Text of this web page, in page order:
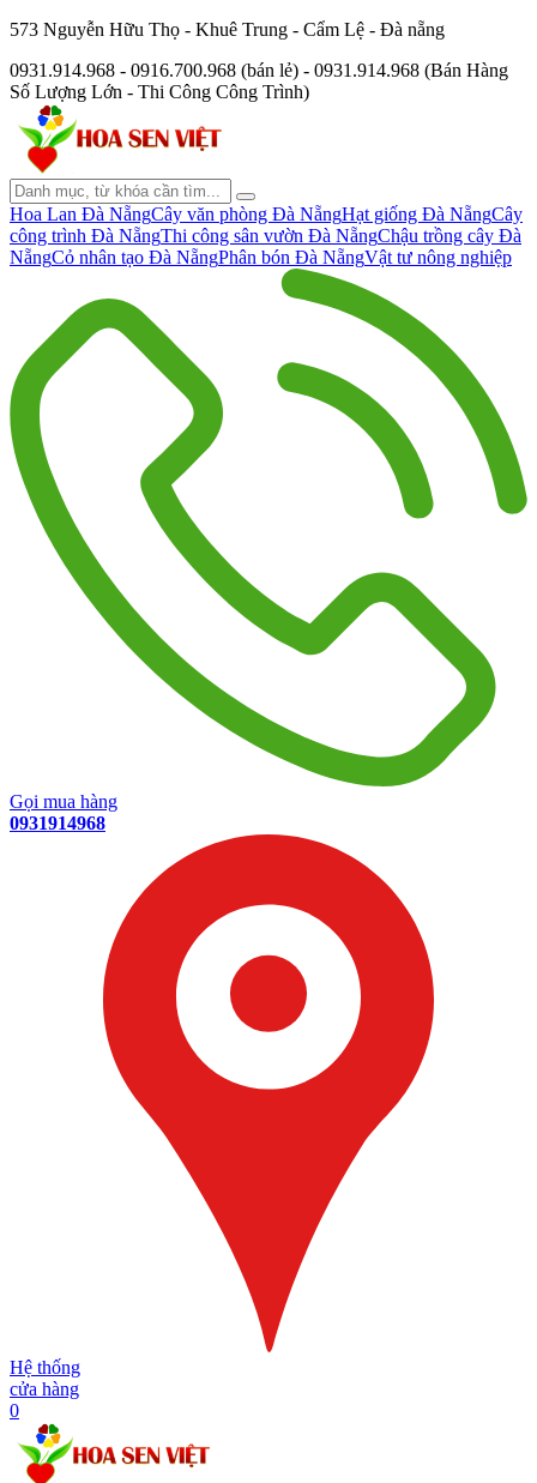
573 Nguyễn Hữu Thọ - Khuê Trung - Cẩm Lệ - Đà nẵng
0931.914.968 - 0916.700.968 (bán lẻ) - 0931.914.968 (Bán Hàng
Số Lượng Lớn - Thi Công Công Trình)
Hoa Lan Đà NẵngCây văn phòng Đà NẵngHạt giống Đà NẵngCây
công trình Đà NẵngThi công sân vườn Đà NẵngChậu trồng cây Đà
NẵngCỏ nhân tạo Đà NẵngPhân bón Đà NẵngVật tư nông nghiệp
Gọi mua hàng
0931914968
Hệ thống
cửa hàng
0